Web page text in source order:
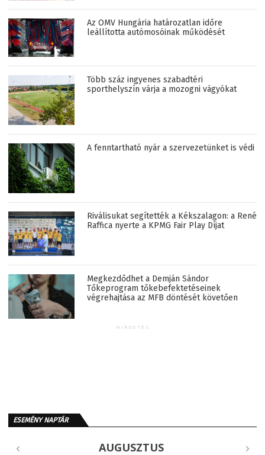
Az OMV Hungária határozatlan időre
leállította autómosóinak működését
Több száz ingyenes szabadtéri
sporthelyszín várja a mozogni vágyókat
A fenntartható nyár a szervezetünket is védi
Riválisukat segítették a Kékszalagon: a René
Raffica nyerte a KPMG Fair Play Díjat
Megkezdődhet a Demján Sándor
Tőkeprogram tőkebefektetéseinek
végrehajtása az MFB döntését követően
HIRDETÉS
ESEMÉNY NAPTÁR
AUGUSZTUS